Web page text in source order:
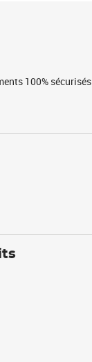
100% sécurisés